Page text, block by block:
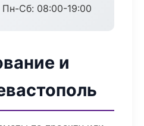
Пн-Сб: 08:00-19:00
и